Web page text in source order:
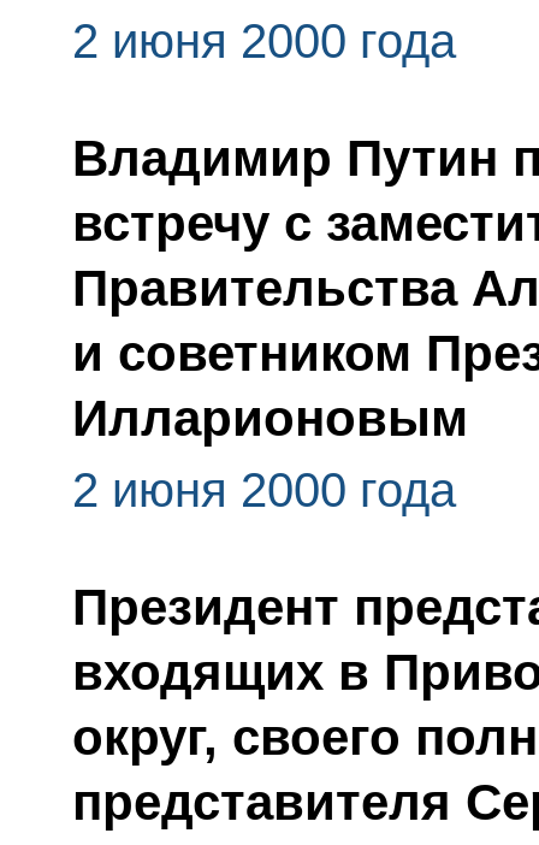
2 июня 2000 года
Владимир Путин
встречу с
Правительства
и советником
Илларионовым
2 июня 2000 года
Президент
входящих в
округ, своего
представителя